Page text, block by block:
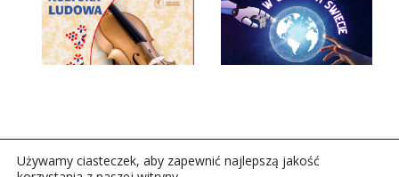
Używamy ciasteczek, aby zapewnić najlepszą jakość